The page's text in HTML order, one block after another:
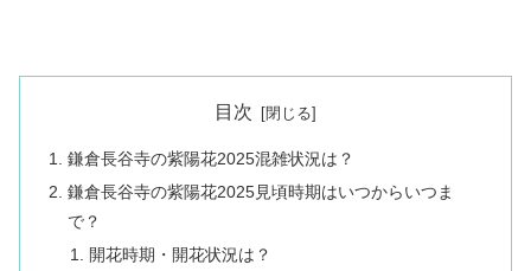
目次
鎌倉長谷寺の紫陽花2025混雑状況は？
鎌倉長谷寺の紫陽花2025見頃時期はいつからいつま
で？
開花時期・開花状況は？